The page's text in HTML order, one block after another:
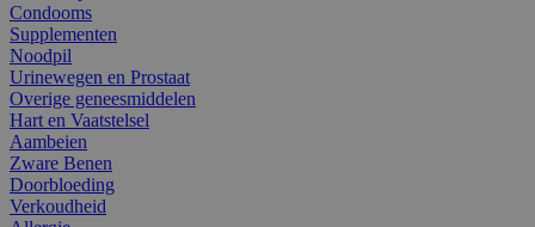
Condooms
Supplementen
Noodpil
Urinewegen en Prostaat
Overige geneesmiddelen
Hart en Vaatstelsel
Aambeien
Zware Benen
Doorbloeding
Verkoudheid